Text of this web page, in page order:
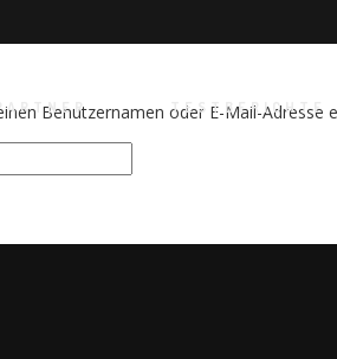
TESTBERICHTE
Benutzernamen oder E-Mail-